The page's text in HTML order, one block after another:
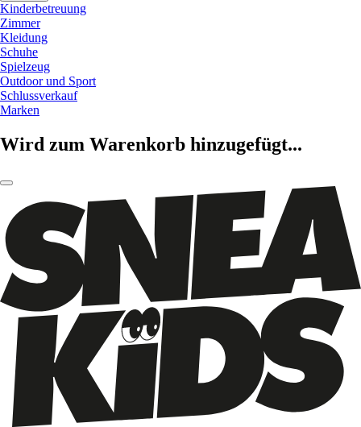
Kinderbetreuung
Zimmer
Kleidung
Schuhe
Spielzeug
Outdoor und Sport
Schlussverkauf
Marken
Wird zum Warenkorb hinzugefügt...